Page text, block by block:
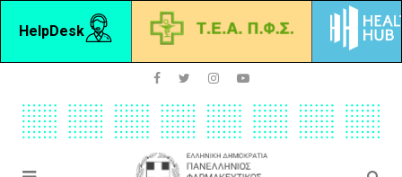
HelpDesk